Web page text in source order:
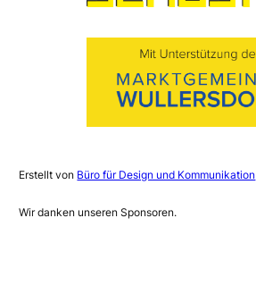
Erstellt von Büro für Design und Kommunikation
Wir danken unseren Sponsoren.